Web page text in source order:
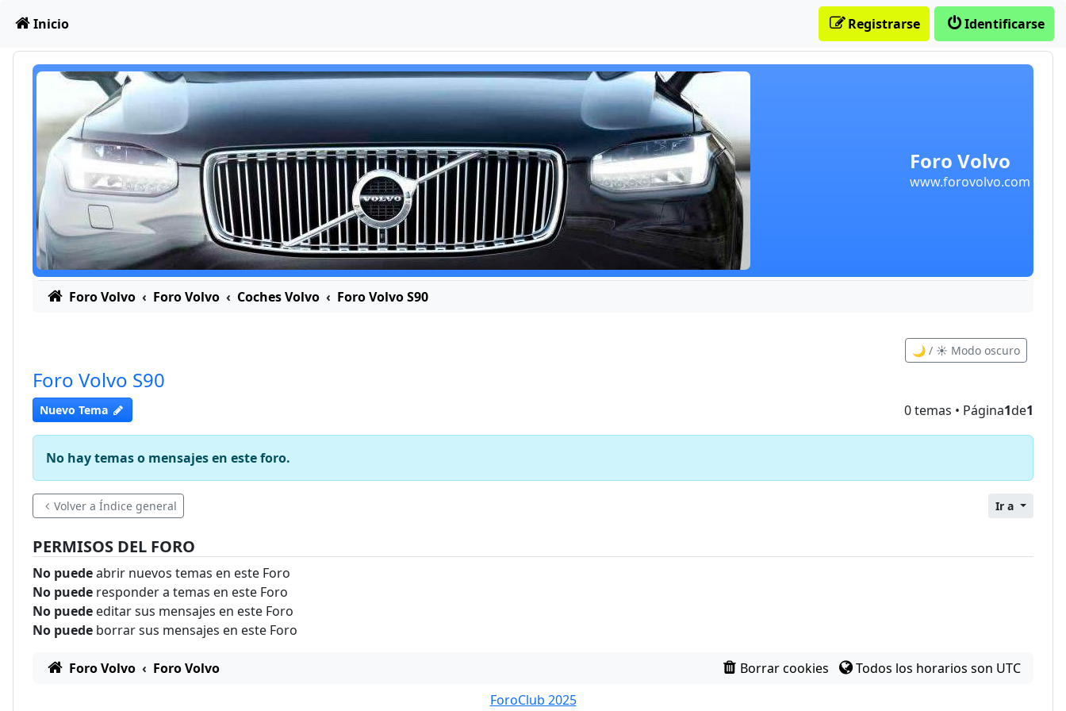
Obviar
Foro Volvo
www.forovolvo.com
Inicio Identificarse
Registrarse
Foro Volvo Foro Volvo Coches Volvo Foro Volvo S90
🌙 / ☀️ Modo oscuro
Foro Volvo S90
Nuevo Tema 0 temas • Página1de1
No hay temas o mensajes en este foro.
Volver a Índice general Ir a
PERMISOS DEL FORO
No puedeabrir nuevos temas en este Foro
No puede responder a temas en este Foro
No puede editar sus mensajes en este Foro
No puede borrar sus mensajes en este Foro
Foro Volvo Foro Volvo Borrar cookies Todos los horarios son UTC
ForoClub 2025